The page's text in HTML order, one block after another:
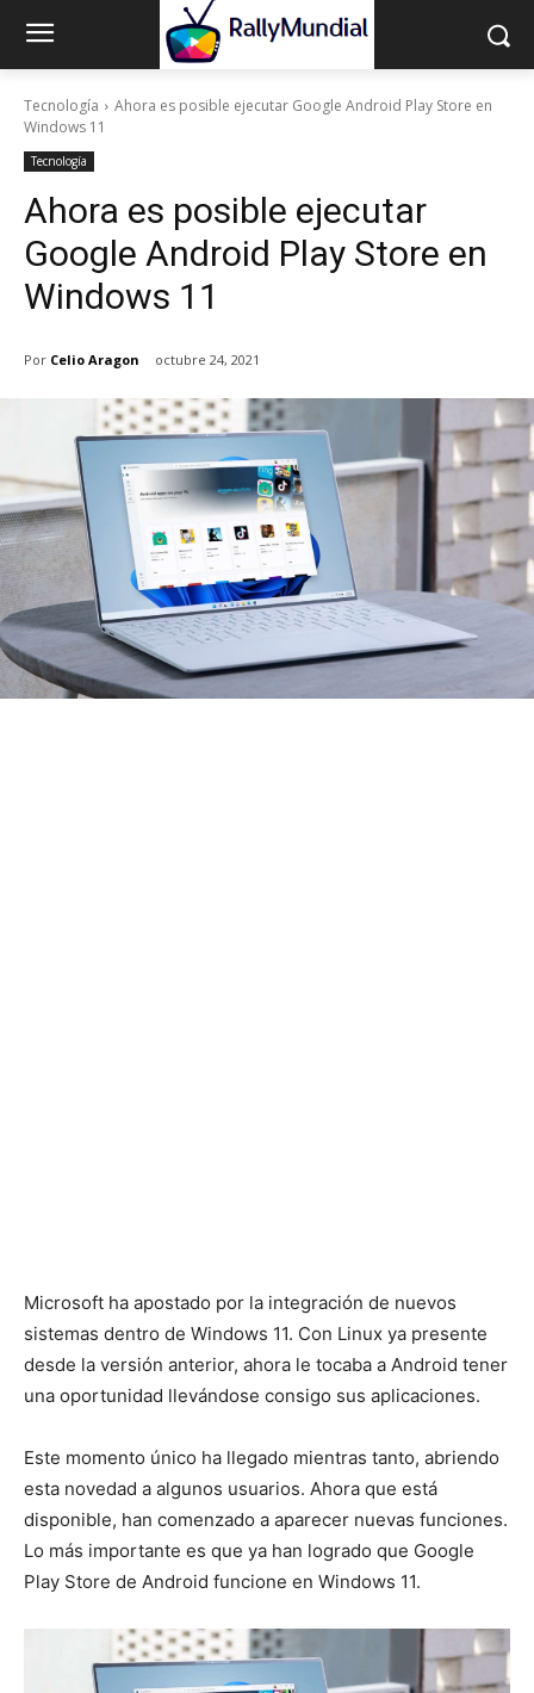
Tecnología
Ahora es posible ejecutar Google Android Play Store en
Windows 11
Tecnología
Ahora es posible ejecutar
Google Android Play Store en
Windows 11
Por Celio Aragon octubre 24, 2021
Microsoft ha apostado por la integración de nuevos
sistemas dentro de Windows 11. Con Linux ya presente
desde la versión anterior, ahora le tocaba a Android tener
una oportunidad llevándose consigo sus aplicaciones.
Este momento único ha llegado mientras tanto, abriendo
esta novedad a algunos usuarios. Ahora que está
disponible, han comenzado a aparecer nuevas funciones.
Lo más importante es que ya han logrado que Google
Play Store de Android funcione en Windows 11.